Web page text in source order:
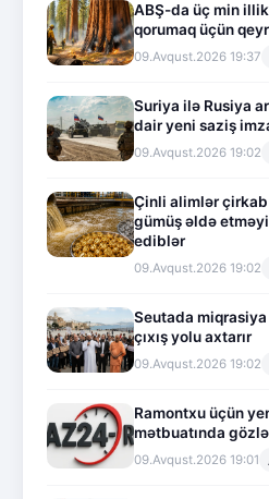
ABŞ-da üç min
qorumaq üçün
09.Avqust.2026 19:37
Suriya ilə Rusiya
dair yeni saziş
09.Avqust.2026 19:02
Çinli alimlər çirkab
gümüş əldə
ediblər
09.Avqust.2026 19:02
Seutada
çıxış yolu axtarır
09.Avqust.2026 19:02
Ramontxu üçün
mətbuatında
09.Avqust.2026 19:01